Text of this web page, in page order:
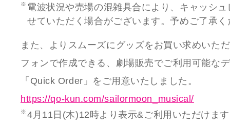
電波状況や売場の混雑具合により、キャッシ
せていただく場合がございます。予めご了承く
また、よりスムーズにグッズをお買い求めいた
フォンで作成できる、劇場販売でご利用可能な
「Quick Order」をご用意いたしました。
https://qo-kun.com/sailormoon_musical/
4月11日(木)12時より表示&ご利用いただけま